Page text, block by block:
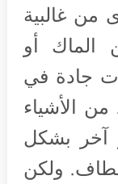
من غالبية
الماك أو
جادة في
الأشياء
آخر بشكل
ولكن